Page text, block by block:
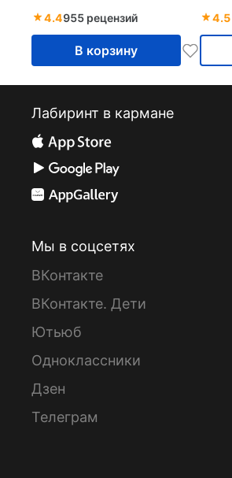
4.4955 рецензий
В корзину
4.5
Лабиринт в кармане
Мы в соцсетях
ВКонтакте
ВКонтакте. Дети
Ютьюб
Одноклассники
Дзен
Телеграм